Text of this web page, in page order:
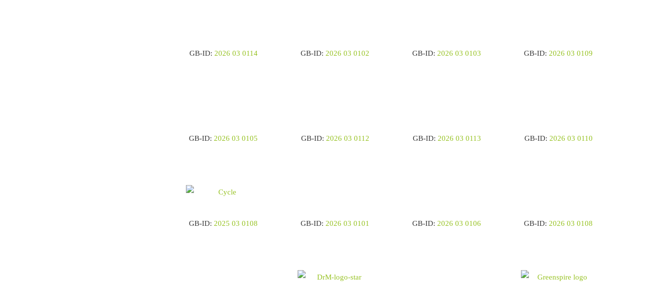
GB-ID: 2026 03 0114 GB-ID: 2026 03 0102 GB-ID: 2026 03 0103 GB-ID: 2026 03 0109
GB-ID: 2026 03 0105 GB-ID: 2026 03 011 2 GB-ID: 2026 03 0113 GB-ID: 2026 03 0110
GB-ID: 2025 03 0108 GB-ID: 2026 03 0101 GB-ID: 2026 03 0106 GB-ID: 2026 03 0108